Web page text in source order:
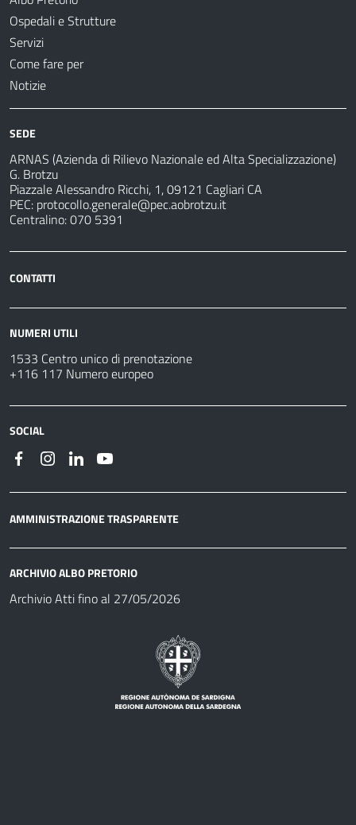
Ospedali e Strutture
Servizi
Come fare per
Notizie
SEDE
ARNAS (Azienda di Rilievo Nazionale ed Alta Specializzazione)
G. Brotzu
Piazzale Alessandro Ricchi, 1, 09121 Cagliari CA
PEC: protocollo.generale@pec.aobrotzu.it
Centralino: 070 5391
CONTATTI
NUMERI UTILI
1533 Centro unico di prenotazione
+116 117 Numero europeo
SOCIAL
AMMINISTRAZIONE TRASPARENTE
ARCHIVIO ALBO PRETORIO
Archivio Atti fino al 27/05/2026